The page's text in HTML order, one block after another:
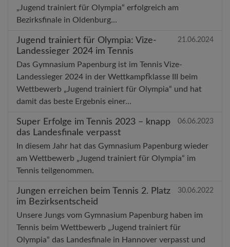
„Jugend trainiert für Olympia“ erfolgreich am
Bezirksfinale in Oldenburg…
Jugend trainiert für Olympia: Vize-
Landessieger 2024 im Tennis
21.06.2024
Das Gymnasium Papenburg ist im Tennis Vize-
Landessieger 2024 in der Wettkampfklasse III beim
Wettbewerb „Jugend trainiert für Olympia“ und hat
damit das beste Ergebnis einer…
Super Erfolge im Tennis 2023 – knapp
das Landesfinale verpasst
06.06.2023
In diesem Jahr hat das Gymnasium Papenburg wieder
am Wettbewerb „Jugend trainiert für Olympia“ im
Tennis teilgenommen.
Jungen erreichen beim Tennis 2. Platz
im Bezirksentscheid
30.06.2022
Unsere Jungs vom Gymnasium Papenburg haben im
Tennis beim Wettbewerb „Jugend trainiert für
Olympia“ das Landesfinale in Hannover verpasst und